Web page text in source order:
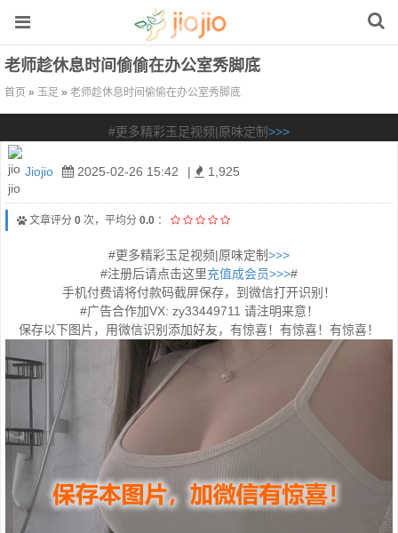
老师趁休息时间偷偷在办公室秀脚底
首页 » 玉足 » 老师趁休息时间偷偷在办公室秀脚底
#更多精彩玉足视频|原味定制>>>
Jiojio 2025-02-26 15:42 | 1,925
文章评分 0 次，平均分 0.0 ：
#更多精彩玉足视频|原味定制>>>
#注册后请点击这里充值成会员>>>#
手机付费请将付款码截屏保存，到微信打开识别！
#广告合作加VX: zy33449711 请注明来意！
保存以下图片，用微信识别添加好友，有惊喜！有惊喜！有惊喜！